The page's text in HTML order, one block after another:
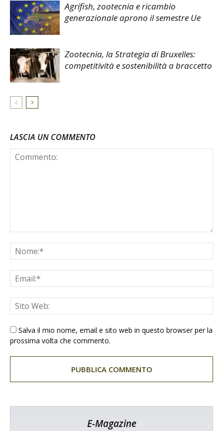
Agrifish, zootecnia e ricambio
generazionale aprono il semestre Ue
Zootecnia, la Strategia di Bruxelles:
competitività e sostenibilità a braccetto
LASCIA UN COMMENTO
Salva il mio nome, email e sito web in questo browser per la
prossima volta che commento.
E-Magazine